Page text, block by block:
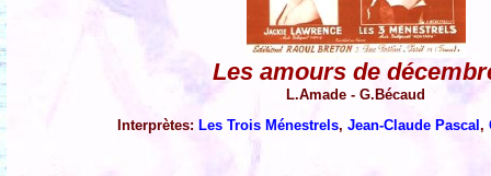
Les amours de
L.Amade - G.Bécaud
Interprètes:Les Trois Ménestrels,Jean-Claude Pascal,